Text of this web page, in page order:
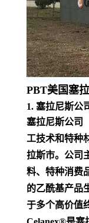
PBT美国塞
1. 塞拉尼斯公
塞拉尼斯公司
工技术和特种
拉斯市。公司
料、特种消费
的乙酰基产品
于多个高价值